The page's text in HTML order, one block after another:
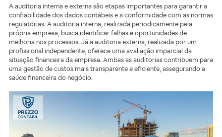
A auditoria interna e externa são etapas importantes para garantir a
confiabilidade dos dados contábeis e a conformidade com as normas
regulatórias. A auditoria interna, realizada periodicamente pela
própria empresa, busca identificar falhas e oportunidades de
melhoria nos processos. Já a auditoria externa, realizada por um
profissional independente, oferece uma avaliação imparcial da
situação financeira da empresa. Ambas as auditorias contribuem para
uma gestão de custos mais transparente e eficiente, assegurando a
saúde financeira do negócio.